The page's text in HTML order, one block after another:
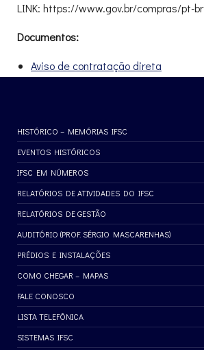
LINK: https://www.gov.br/compras/pt-br
Documentos:
Aviso de contratação direta
HISTÓRICO – MEMÓRIAS IFSC
EVENTOS HISTÓRICOS
IFSC EM NÚMEROS
RELATÓRIOS DE ATIVIDADES DO IFSC
RELATÓRIOS DE GESTÃO
AUDITÓRIO (PROF. SÉRGIO MASCARENHAS)
PRÉDIOS E INSTALAÇÕES
COMO CHEGAR – MAPAS
FALE CONOSCO
LISTA TELEFÔNICA
SISTEMAS IFSC